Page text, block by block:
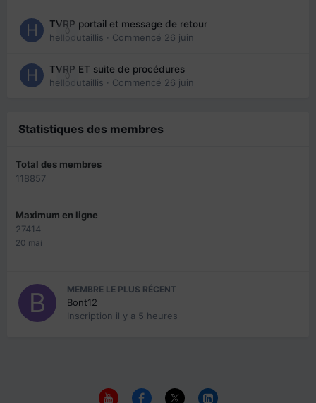
0
TVRP portail et message de retour
hellodutaillis · Commencé 26 juin
0
TVRP ET suite de procédures
hellodutaillis · Commencé 26 juin
Statistiques des membres
Total des membres
118857
Maximum en ligne
27414
20 mai
MEMBRE LE PLUS RÉCENT
Bont12
Inscription il y a 5 heures